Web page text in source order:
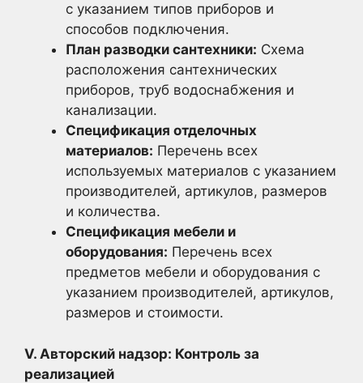
с указанием типов приборов и
способов подключения.
План разводки сантехники: Схема
расположения сантехнических
приборов, труб водоснабжения и
канализации.
Спецификация отделочных
материалов: Перечень всех
используемых материалов с указанием
производителей, артикулов, размеров
и количества.
Спецификация мебели и
оборудования: Перечень всех
предметов мебели и оборудования с
указанием производителей, артикулов,
размеров и стоимости.
V. Авторский надзор: Контроль за
реализацией